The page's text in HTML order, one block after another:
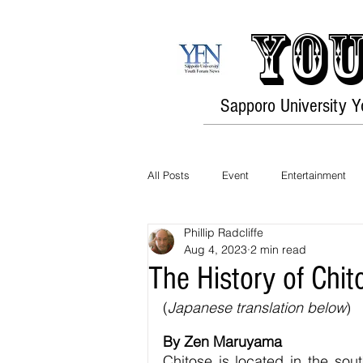
Sapporo University
All Posts Event Entertainment
Opinion Travel
History Environment
The History of
Phillip Radcliffe
Aug 4, 2023 2 min read
(Japanese translation below)
By Zen Maruyama